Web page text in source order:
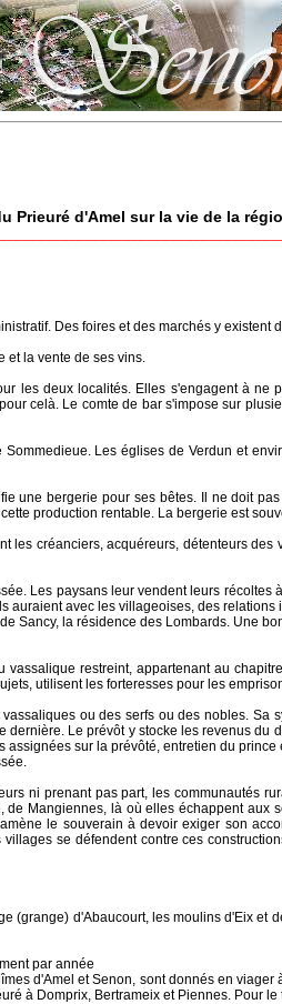
Prieuré d'Amel sur la vie de la
Des foires et des marchés y
et la vente de ses vins.
les deux localités. Elles s'engagent à
celà. Le comte de bar s'impose sur
Les églises de Verdun et
une bergerie pour ses bêtes. Il ne doit
production rentable. La bergerie est
créanciers, acquéreurs, détenteurs
Les paysans leur vendent leurs
auraient avec les villageoises, des relations
Sancy, la résidence des Lombards. Une
restreint, appartenant au
utilisent les forteresses pour les
ou des serfs ou des nobles.
Le prévôt y stocke les revenus
sur la prévôté, entretien du
ni prenant pas part, les communautés
Mangiennes, là où elles échappent
le souverain à devoir exiger son
se défendent contre ces
d'Abaucourt, les moulins d'Eix
par année
d'Amel et Senon, sont donnés en
à Domprix, Bertrameix et Piennes. Pour